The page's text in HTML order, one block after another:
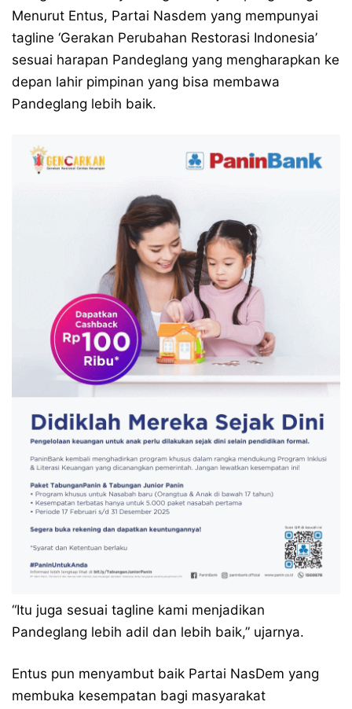
Menurut Entus, Partai Nasdem yang mempunyai
tagline ‘Gerakan Perubahan Restorasi Indonesia’
sesuai harapan Pandeglang yang mengharapkan ke
depan lahir pimpinan yang bisa membawa
Pandeglang lebih baik.
“Itu juga sesuai tagline kami menjadikan
Pandeglang lebih adil dan lebih baik,” ujarnya.
Entus pun menyambut baik Partai NasDem yang
membuka kesempatan bagi masyarakat